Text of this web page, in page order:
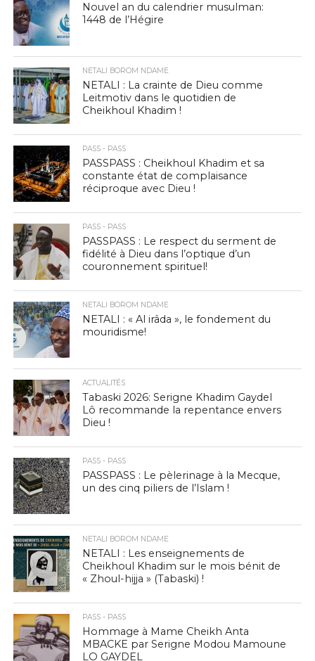
Nouvel an du calendrier musulman:
1448 de l’Hégire
NETALI BOROM NDAME
NETALI : La crainte de Dieu comme
Leitmotiv dans le quotidien de
Cheikhoul Khadim !
PASS - PASS
PASSPASS : Cheikhoul Khadim et sa
constante état de complaisance
réciproque avec Dieu !
PASS - PASS
PASSPASS : Le respect du serment de
fidélité à Dieu dans l’optique d’un
couronnement spirituel!
NETALI BOROM NDAME
NETALI : « Al irâda », le fondement du
mouridisme!
ACTUALITÉS
Tabaski 2026: Serigne Khadim Gaydel
Lô recommande la repentance envers
Dieu !
PASS - PASS
PASSPASS : Le pèlerinage à la Mecque,
un des cinq piliers de l’Islam !
NETALI BOROM NDAME
NETALI : Les enseignements de
Cheikhoul Khadim sur le mois bénit de
« Zhoul-hijja » (Tabaski) !
PASS - PASS
Hommage à Mame Cheikh Anta
MBACKE par Serigne Modou Mamoune
LO GAYDEL